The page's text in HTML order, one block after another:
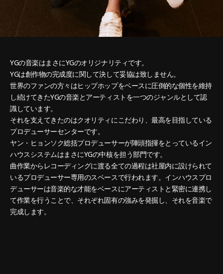
YGの音楽はまさにYGのオリジナリティです。
YGは創作物の完成度に関して決して妥協は致しません。
世界のファンの方々はヒップホップをベースに圧倒的な個性を維持
し続けてきたYGの音楽とアーティストを一つのジャンルとして認
識しています。
それを支えてきたのはクオリティにこだわり、最高を目指している
プロデューサーセンターです。
ヤン・ヒョンソク総括プロデューサーが陣頭指揮をとっているイン
ハウスシステムはまさにYGの中核を担う部門です。
曲作業からレコーディングに渡る全ての過程は社屋内に設けられて
いるプロデューサー専用のスペースで行われます。インハウスプロ
デューサーは音楽的な才能をベースにアーティストと緊密に連携し
て作業を行うことで、それぞれ固有の強みを発掘し、それを音楽で
完成します。